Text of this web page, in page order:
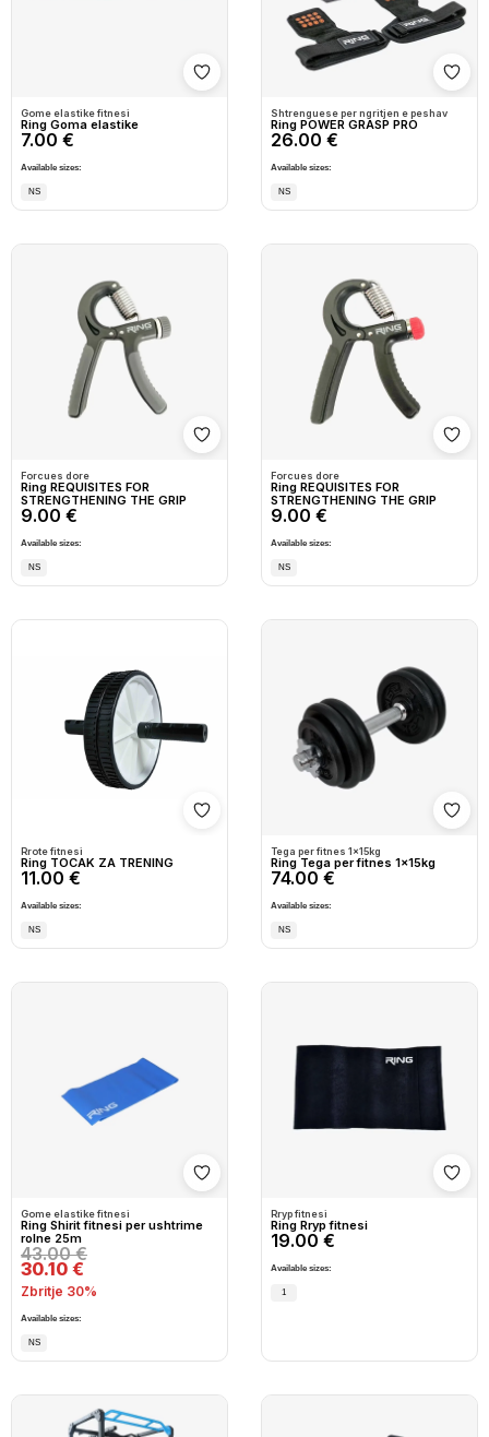
Shto në wishlist
Gome elastike fitnesi
Ring Goma elastike
7.00 €
Available sizes:
NS
Shtrenguese per ngritjen e peshav
Ring POWER GRASP PRO
26.00 €
Available sizes:
NS
Shto në wishlist
Forcues dore
Ring REQUISITES FOR
STRENGTHENING THE GRIP
9.00 €
Available sizes:
NS
Forcues dore
Ring REQUISITES FOR
STRENGTHENING THE GRIP
9.00 €
Available sizes:
NS
Shto në wishlist
Rrote fitnesi
Ring TOCAK ZA TRENING
11.00 €
Available sizes:
NS
Tega per fitnes 1x15kg
Ring Tega per fitnes 1x15kg
74.00 €
Available sizes:
NS
Shto në wishlist
Gome elastike fitnesi
Ring Shirit fitnesi per ushtrime
rolne 25m
43.00 €
30.10 €
Zbritje 30%
Available sizes:
NS
Rryp fitnesi
Ring Rryp fitnesi
19.00 €
Available sizes:
1